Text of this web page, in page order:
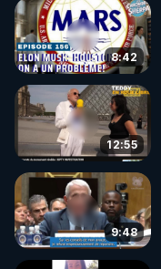
8:42
12:55
9:48